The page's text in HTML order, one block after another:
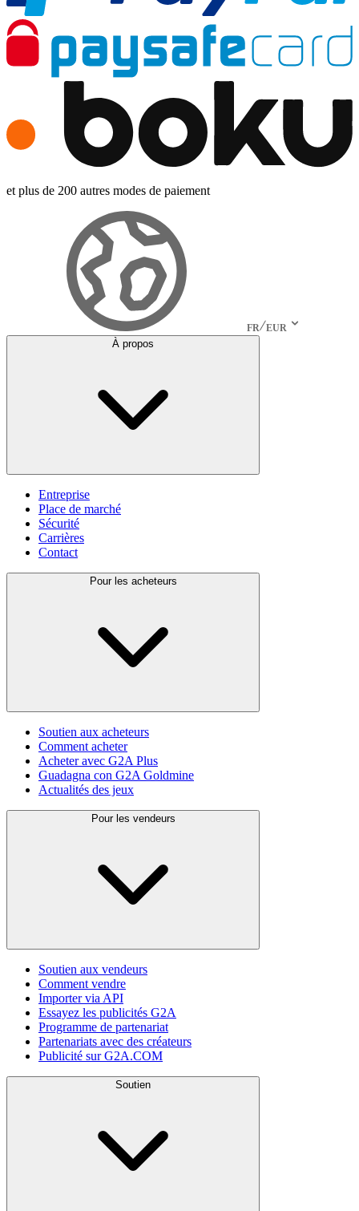
et plus de 200 autres modes de paiement
FR EUR
À propos
Entreprise
Place de marché
Sécurité
Carrières
Contact
Pour les acheteurs
Soutien aux acheteurs
Comment acheter
Acheter avec G2A Plus
Guadagna con G2A Goldmine
Actualités des jeux
Pour les vendeurs
Soutien aux vendeurs
Comment vendre
Importer via API
Essayez les publicités G2A
Programme de partenariat
Partenariats avec des créateurs
Publicité sur G2A.COM
Soutien